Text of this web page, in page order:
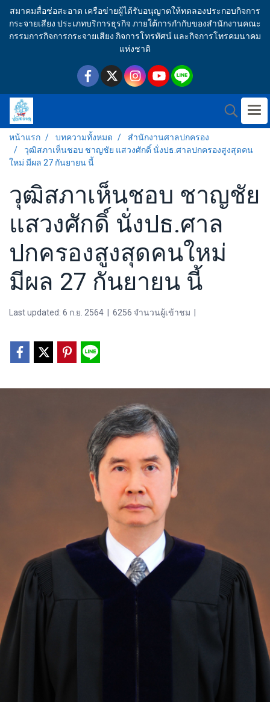
สมาคมสื่อช่อสะอาด เครือข่ายผู้ได้รับอนุญาตให้ทดลองประกอบกิจการ
กระจายเสียง ประเภทบริการธุรกิจ ภายใต้การกำกับของสำนักงานคณะ
กรรมการกิจการกระจายเสียง กิจการโทรทัศน์ และกิจการโทรคมนาคม
แห่งชาติ
หน้าแรก บทความทั้งหมด
สำนักงานศาลปกครอง
วุฒิสภาเห็นชอบ ชาญชัย แสวงศักดิ์ นั่งปธ.ศาลปกครองสูงสุดคน
ใหม่ มีผล 27 กันยายน นี้
วุฒิสภาเห็นชอบ ชาญชัย
แสวงศักดิ์ นั่งปธ.ศาล
ปกครองสูงสุดคนใหม่
มีผล 27 กันยายน นี้
Last updated: 6 ก.ย. 2564 6256 จำนวนผู้เข้าชม